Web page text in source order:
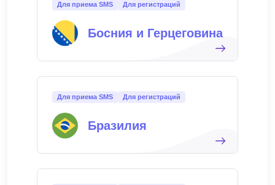
Для приема SMS Для регистраций
Босния и Герцеговина
Для приема SMS Для регистраций
Бразилия